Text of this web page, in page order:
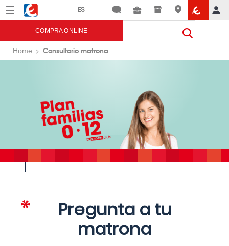
Menú Eroski
COMPRA ONLINE
Home Consultorio matrona
Pregunta a tu
matrona